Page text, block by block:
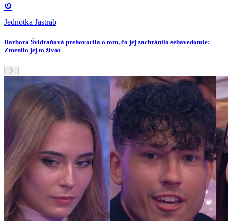
Jednotka Jastrab
Barbora Švidraňová prehovorila o tom, čo jej zachránilo sebavedomie:
Zmenilo jej to život